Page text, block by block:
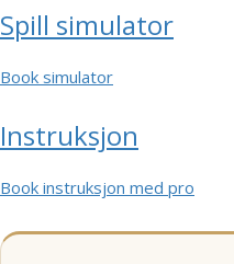
Spill simulator
Book simulator
Instruksjon
Book instruksjon med pro